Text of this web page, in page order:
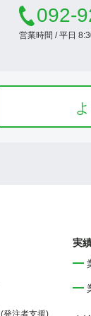
092-
営業時間 / 平日
(発注者支援)
実